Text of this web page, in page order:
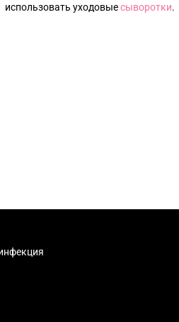
использовать уходовыесыворотки.